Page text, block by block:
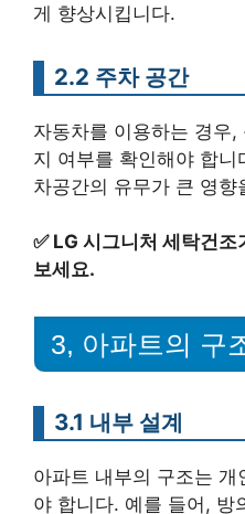
게 향상시킵니다.
2.2 주차 공간
자동차를 이용하는 경우
지 여부를 확인해야 합
차공간의 유무가 큰 영향
✅ LG 시그니처 세탁건조
보세요.
3, 아파트의 구
3.1 내부 설계
아파트 내부의 구조는
야 합니다. 예를 들어, 방